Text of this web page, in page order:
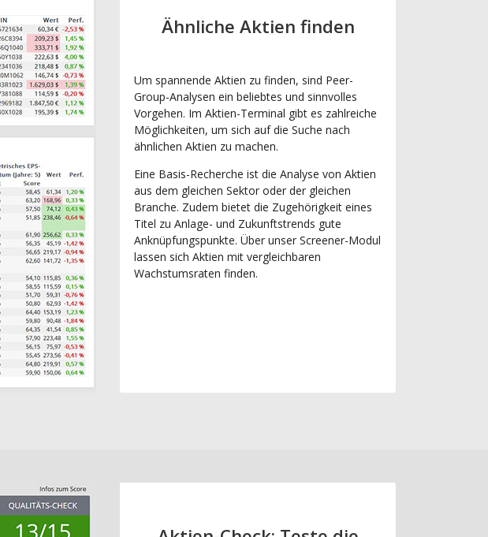
Ähnliche Aktien finden
Um spannende Aktien zu finden, sind Peer-
Group-Analysen ein beliebtes und sinnvolles
Vorgehen. Im Aktien-Terminal gibt es zahlreiche
Möglichkeiten, um sich auf die Suche nach
ähnlichen Aktien zu machen.
Eine Basis-Recherche ist die Analyse von Aktien
aus dem gleichen Sektor oder der gleichen
Branche. Zudem bietet die Zugehörigkeit eines
Titel zu Anlage- und Zukunftstrends gute
Anknüpfungspunkte. Über unser Screener-Modul
lassen sich Aktien mit vergleichbaren
Wachstumsraten finden.